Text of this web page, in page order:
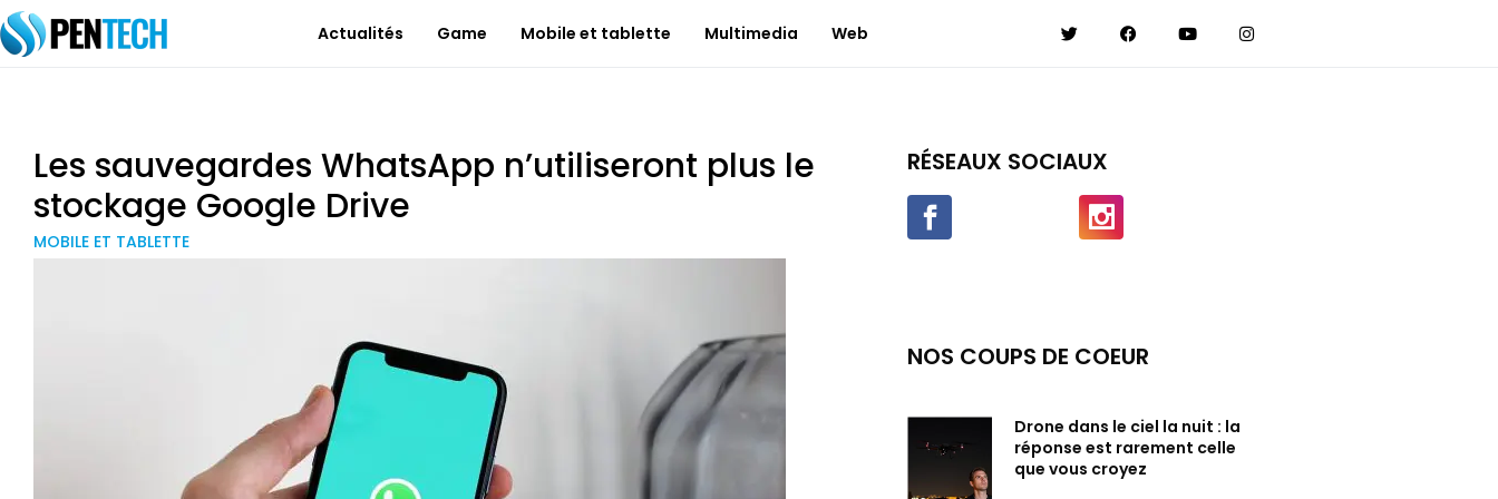
Actualités Game Mobile et tablette Multimedia Web
Les sauvegardes WhatsApp n’utiliseront plus le
stockage Google Drive
MOBILE ET TABLETTE
RÉSEAUX SOCIAUX
NOS COUPS DE COEUR
Drone dans le ciel la nuit : la
réponse est rarement celle
que vous croyez